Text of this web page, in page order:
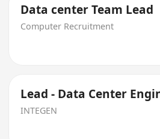
Data center Team Lead
Computer Recruitment
Lead - Data Center
INTEGEN